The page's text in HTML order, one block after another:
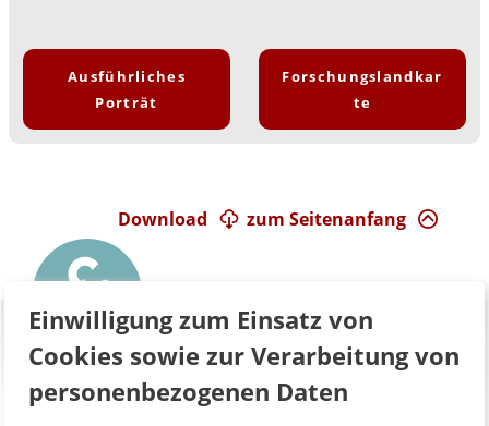
Ausführliches
Porträt
Forschungslandkar
te
zum Seitenanfang
Download
Einwilligung zum Einsatz von
Cookies sowie zur Verarbeitung von
personenbezogenen Daten